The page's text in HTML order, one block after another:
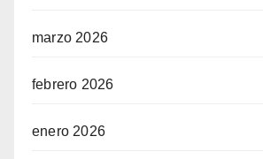
marzo 2026
febrero 2026
enero 2026